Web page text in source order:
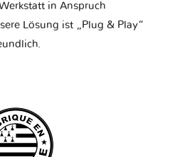
in Anspruch
Lösung ist „Plug & Play“